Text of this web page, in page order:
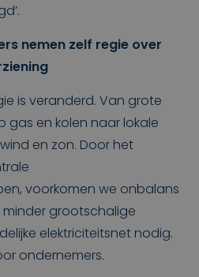
nemen zelf regie over
is veranderd. Van grote
gas en kolen naar lokale
en zon. Door het
voorkomen we onbalans
grootschalige
elektriciteitsnet nodig.
ondernemers.